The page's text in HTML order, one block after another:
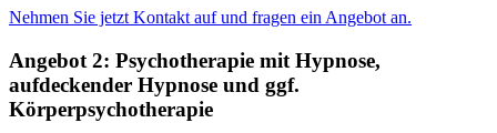
Nehmen Sie jetzt Kontakt auf und fragen ein Angebot an.
Angebot 2: Psychotherapie mit Hypnose,
aufdeckender Hypnose und ggf.
Körperpsychotherapie